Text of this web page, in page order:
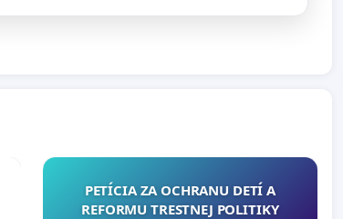
PETÍCIA ZA OCHRANU DETÍ A
REFORMU TRESTNEJ POLITIKY